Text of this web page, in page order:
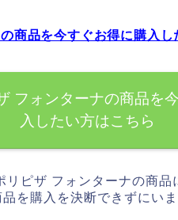
商品を今すぐお得に購入し
フォンターナの商品を
入したい方はこちら
ピザ フォンターナの商
を購入を決断できずにいま